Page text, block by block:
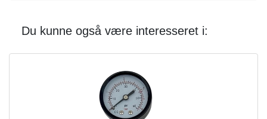
Du kunne også være interesseret i: